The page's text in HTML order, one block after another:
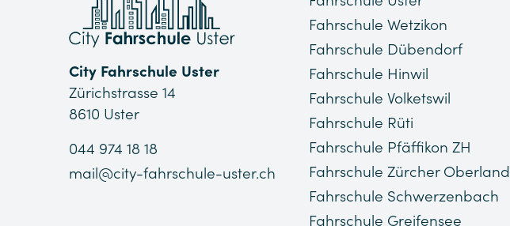
City Fahrschule Uster
Zürichstrasse 14
8610 Uster
044 974 18 18
mail@city-fahrschule-uster.ch
Fahrschule Wetzikon
Fahrschule Dübendorf
Fahrschule Hinwil
Fahrschule Volketswil
Fahrschule Rüti
Fahrschule Pfäffikon ZH
Fahrschule Zürcher Oberland
Fahrschule Schwerzenbach
Fahrschule Greifensee